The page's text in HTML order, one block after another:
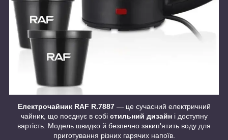
Електрочайник RAF R.7887 — це сучасний електричний
чайник, що поєднує в собі стильний дизайні доступну
вартість. Модель швидко й безпечно закип'ятить воду для
приготування різних гарячих напоїв.